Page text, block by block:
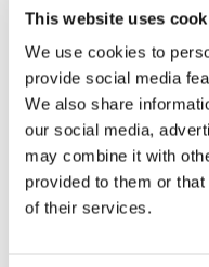
This website uses
We use cookies to
provide social media
We also share
our social media,
may combine it with
provided to them or
of their services.